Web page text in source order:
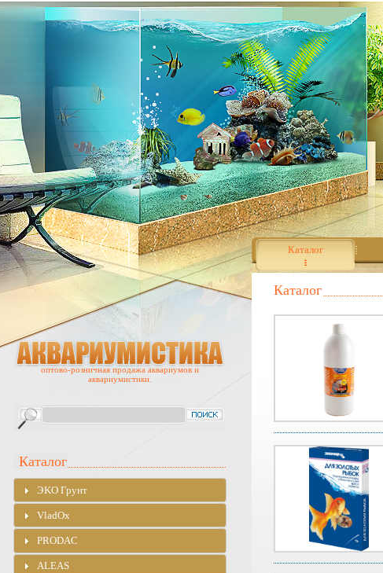
Каталог
Каталог
оптово-розничная продажа аквариумов и
аквариумистики.
Каталог
ЭKO Грунт
VladOx
PRODAC
ALEAS